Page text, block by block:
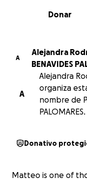
Donar
A
BENAVIDES
A
Alejandra
organiza
nombre de
PALOMARES.
Donativo
Matteo is one of